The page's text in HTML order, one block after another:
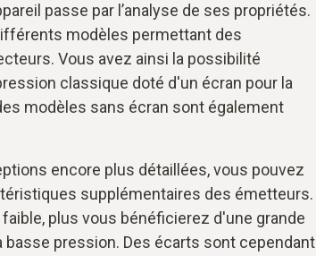
passe par l’analyse de ses propriétés.
modèles permettant des
Vous avez ainsi la possibilité
classique doté d'un écran pour la
modèles sans écran sont également
encore plus détaillées, vous pouvez
supplémentaires des émetteurs.
plus vous bénéficierez d'une grande
pression. Des écarts sont cependant